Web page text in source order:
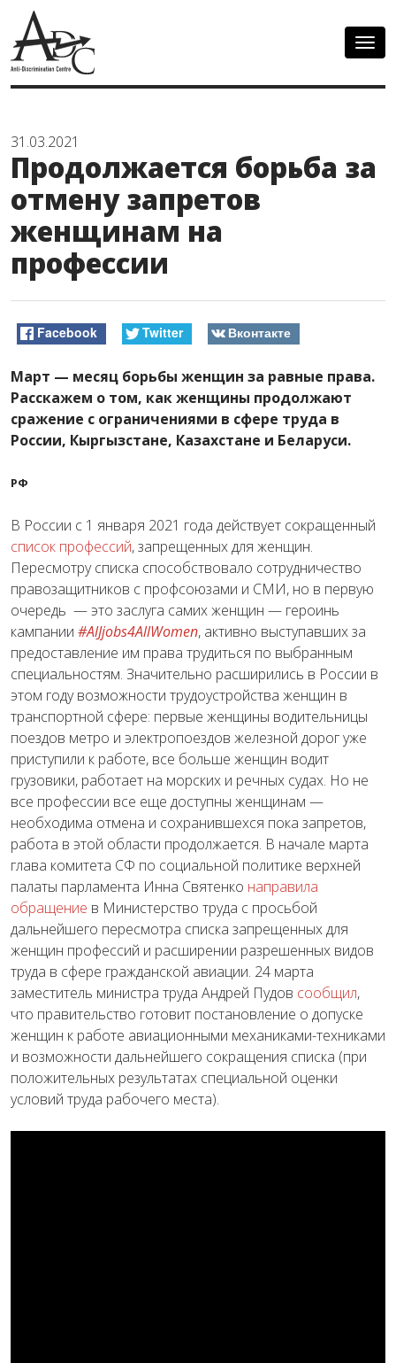
31.03.2021
Продолжается борьба за
отмену запретов
женщинам на
профессии
Facebook Twitter Вконтакте
Март — месяц борьбы женщин за равные права.
Расскажем о том, как женщины продолжают
сражение с ограничениями в сфере труда в
России, Кыргызстане, Казахстане и Беларуси.
РФ
В России с 1 января 2021 года действует сокращенный
список профессий, запрещенных для женщин.
Пересмотру списка способствовало сотрудничество
правозащитников с профсоюзами и СМИ, но в первую
очередь — это заслуга самих женщин — героинь
кампании #AlJjobs4AllWomen, активно выступавших за
предоставление им права трудиться по выбранным
специальностям. Значительно расширились в России в
этом году возможности трудоустройства женщин в
транспортной сфере: первые женщины водительницы
поездов метро и электропоездов железной дорог уже
приступили к работе, все больше женщин водит
грузовики, работает на морских и речных судах. Но не
все профессии все еще доступны женщинам —
необходима отмена и сохранившехся пока запретов,
работа в этой области продолжается. В начале марта
глава комитета СФ по социальной политике верхней
палаты парламента Инна Святенко направила
обращение в Министерство труда с просьбой
дальнейшего пересмотра списка запрещенных для
женщин профессий и расширении разрешенных видов
труда в сфере гражданской авиации. 24 марта
заместитель министра труда Андрей Пудов сообщил,
что правительство готовит постановление о допуске
женщин к работе авиационными механиками-техниками
и возможности дальнейшего сокращения списка (при
положительных результатах специальной оценки
условий труда рабочего места).